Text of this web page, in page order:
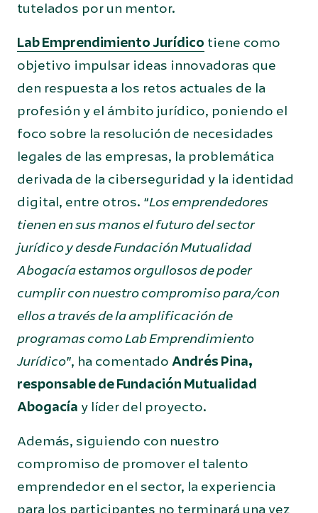
tutelados por un mentor.
Lab Emprendimiento Jurídico tiene como
objetivo impulsar ideas innovadoras que
den respuesta a los retos actuales de la
profesión y el ámbito jurídico, poniendo el
foco sobre la resolución de necesidades
legales de las empresas, la problemática
derivada de la ciberseguridad y la identidad
digital, entre otros. “Los emprendedores
tienen en sus manos el futuro del sector
jurídico y desde Fundación Mutualidad
Abogacía estamos orgullosos de poder
cumplir con nuestro compromiso para/con
ellos a través de la amplificación de
programas como Lab Emprendimiento
Jurídico”, ha comentado Andrés Pina,
responsable de Fundación Mutualidad
Abogacía y líder del proyecto.
Además, siguiendo con nuestro
compromiso de promover el talento
emprendedor en el sector, la experiencia
para los participantes no terminará una vez